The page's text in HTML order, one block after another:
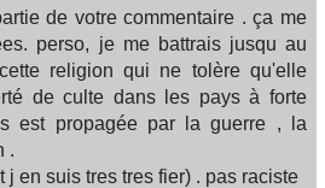
de votre commentaire . ça me
perso, je me battrais jusqu au
religion qui ne tolère qu'elle
de culte dans les pays à forte
est propagée par la guerre , la
.
j en suis tres tres fier) . pas raciste